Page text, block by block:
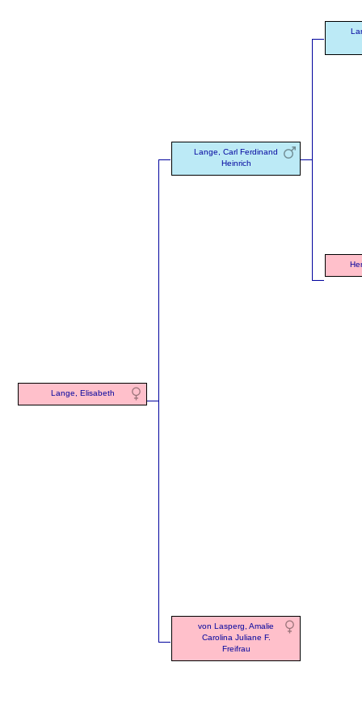
Lange, Elisabeth
Lange, Carl Ferdinand
Heinrich
von Lasperg, Amalie
Carolina Juliane F.
Freifrau